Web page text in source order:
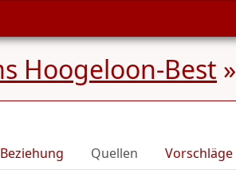
Hoogeloon-Best »
Beziehung Quellen Vorschläge